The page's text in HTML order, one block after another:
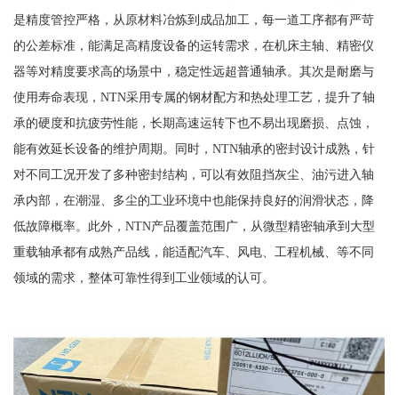
是精度管控严格，从原材料冶炼到成品加工，每一道工序都有严苛
的公差标准，能满足高精度设备的运转需求，在机床主轴、精密仪
器等对精度要求高的场景中，稳定性远超普通轴承。其次是耐磨与
使用寿命表现，NTN采用专属的钢材配方和热处理工艺，提升了轴
承的硬度和抗疲劳性能，长期高速运转下也不易出现磨损、点蚀，
能有效延长设备的维护周期。同时，NTN轴承的密封设计成熟，针
对不同工况开发了多种密封结构，可以有效阻挡灰尘、油污进入轴
承内部，在潮湿、多尘的工业环境中也能保持良好的润滑状态，降
低故障概率。此外，NTN产品覆盖范围广，从微型精密轴承到大型
重载轴承都有成熟产品线，能适配汽车、风电、工程机械、等不同
领域的需求，整体可靠性得到工业领域的认可。